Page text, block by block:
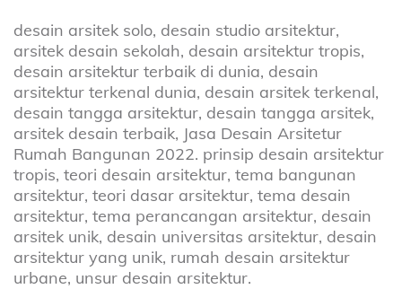
desain arsitek solo, desain studio arsitektur,
arsitek desain sekolah, desain arsitektur tropis,
desain arsitektur terbaik di dunia, desain
arsitektur terkenal dunia, desain arsitek terkenal,
desain tangga arsitektur, desain tangga arsitek,
arsitek desain terbaik, Jasa Desain Arsitetur
Rumah Bangunan 2022. prinsip desain arsitektur
tropis, teori desain arsitektur, tema bangunan
arsitektur, teori dasar arsitektur, tema desain
arsitektur, tema perancangan arsitektur, desain
arsitek unik, desain universitas arsitektur, desain
arsitektur yang unik, rumah desain arsitektur
urbane, unsur desain arsitektur.